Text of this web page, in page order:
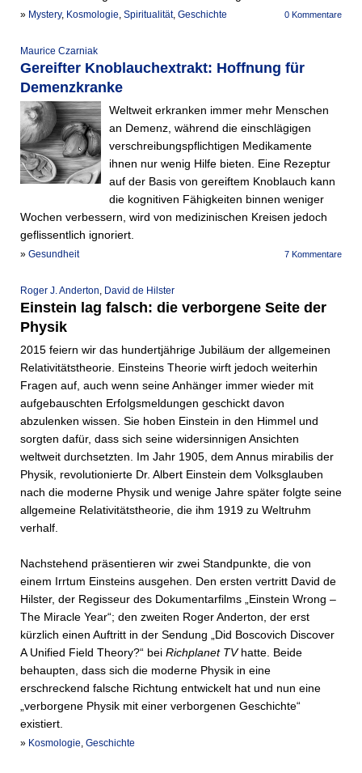
0 Kommentare
» Mystery, Kosmologie, Spiritualität, Geschichte
Maurice Czarniak
Gereifter Knoblauchextrakt: Hoffnung für
Demenzkranke
Weltweit erkranken immer mehr Menschen
an Demenz, während die einschlägigen
verschreibungspflichtigen Medikamente
ihnen nur wenig Hilfe bieten. Eine Rezeptur
auf der Basis von gereiftem Knoblauch kann
die kognitiven Fähigkeiten binnen weniger
Wochen verbessern, wird von medizinischen Kreisen jedoch
geflissentlich ignoriert.
7 Kommentare
» Gesundheit
Roger J. Anderton, David de Hilster
Einstein lag falsch: die verborgene Seite der
Physik
2015 feiern wir das hundertjährige Jubiläum der allgemeinen
Relativitätstheorie. Einsteins Theorie wirft jedoch weiterhin
Fragen auf, auch wenn seine Anhänger immer wieder mit
aufgebauschten Erfolgsmeldungen geschickt davon
abzulenken wissen. Sie hoben Einstein in den Himmel und
sorgten dafür, dass sich seine widersinnigen Ansichten
weltweit durchsetzten. Im Jahr 1905, dem Annus mirabilis der
Physik, revolutionierte Dr. Albert Einstein dem Volksglauben
nach die moderne Physik und wenige Jahre später folgte seine
allgemeine Relativitätstheorie, die ihm 1919 zu Weltruhm
verhalf.
Nachstehend präsentieren wir zwei Standpunkte, die von
einem Irrtum Einsteins ausgehen. Den ersten vertritt David de
Hilster, der Regisseur des Dokumentarfilms „Einstein Wrong –
The Miracle Year“; den zweiten Roger Anderton, der erst
kürzlich einen Auftritt in der Sendung „Did Boscovich Discover
A Unified Field Theory?“ bei Richplanet TVhatte. Beide
behaupten, dass sich die moderne Physik in eine
erschreckend falsche Richtung entwickelt hat und nun eine
„verborgene Physik mit einer verborgenen Geschichte“
existiert.
» Kosmologie, Geschichte